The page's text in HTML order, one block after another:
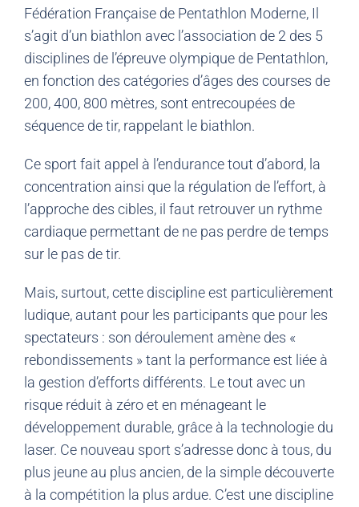
Fédération Française de Pentathlon Moderne, Il
s’agit d’un biathlon avec l’association de 2 des 5
disciplines de l’épreuve olympique de Pentathlon,
en fonction des catégories d’âges des courses de
200, 400, 800 mètres, sont entrecoupées de
séquence de tir, rappelant le biathlon.
Ce sport fait appel à l’endurance tout d’abord, la
concentration ainsi que la régulation de l’effort, à
l’approche des cibles, il faut retrouver un rythme
cardiaque permettant de ne pas perdre de temps
sur le pas de tir.
Mais, surtout, cette discipline est particulièrement
ludique, autant pour les participants que pour les
spectateurs : son déroulement amène des «
rebondissements » tant la performance est liée à
la gestion d’efforts différents. Le tout avec un
risque réduit à zéro et en ménageant le
développement durable, grâce à la technologie du
laser. Ce nouveau sport s’adresse donc à tous, du
plus jeune au plus ancien, de la simple découverte
à la compétition la plus ardue. C’est une discipline